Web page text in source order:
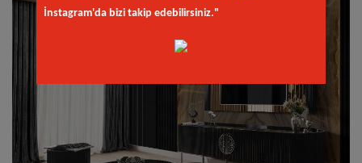
İnstagram'da bizi takip edebilirsiniz."